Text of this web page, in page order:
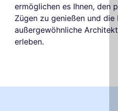
ermöglichen es Ihnen, den
Zügen zu genießen und
außergewöhnliche
erleben.